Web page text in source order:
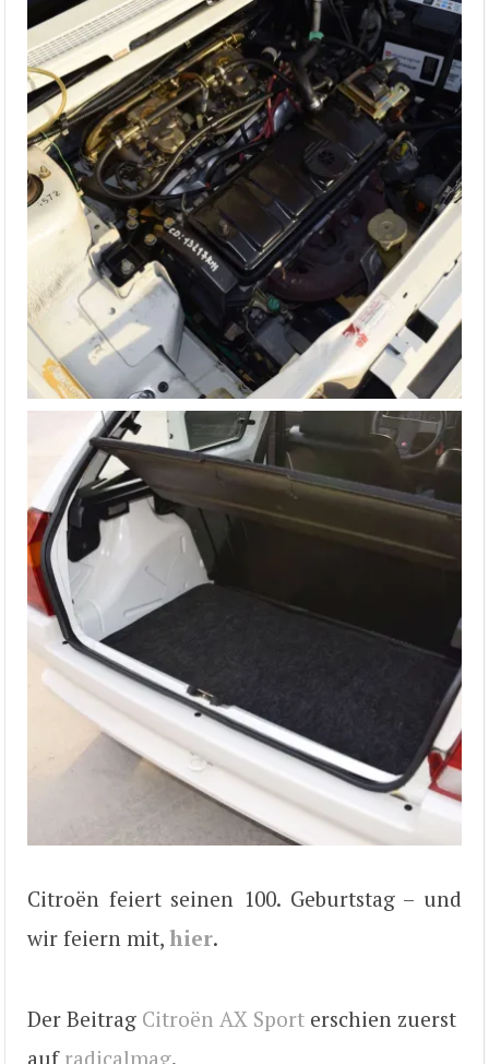
Citroën feiert seinen 100. Geburtstag – und
wir feiern mit, hier.
Der Beitrag Citroën AX Sport erschien zuerst
auf radicalmag.